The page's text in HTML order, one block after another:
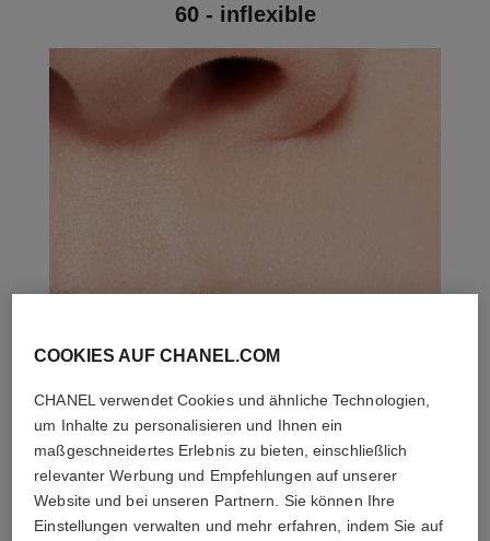
60 - inflexible
COOKIES AUF CHANEL.COM
CHANEL verwendet Cookies und ähnliche Technologien,
um Inhalte zu personalisieren und Ihnen ein
maßgeschneidertes Erlebnis zu bieten, einschließlich
relevanter Werbung und Empfehlungen auf unserer
Website und bei unseren Partnern. Sie können Ihre
Einstellungen verwalten und mehr erfahren, indem Sie auf